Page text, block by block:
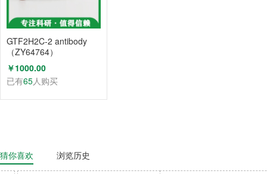
GTF2H2C-2 antibody
（ZY64764）
￥1000.00
已有65人购买
猜你喜欢 浏览历史